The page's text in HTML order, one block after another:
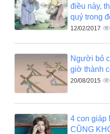
điều này,
quý trong
12/02/2017
Người bỏ
giờ thành
20/08/2015
4 con giáp
CŨNG